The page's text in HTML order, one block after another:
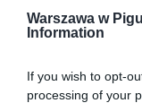
Warszawa w
Information
If you wish to opt-
processing of your